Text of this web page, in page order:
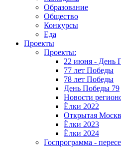
Образование
Общество
Конкурсы
Еда
Проекты
Проекты:
22 июня - День
77 лет Победы
78 лет Победы
День Победы 79
Новости
Ёлки 2022
Открытая
Ёлки 2023
Ёлки 2024
Госпрограмма -